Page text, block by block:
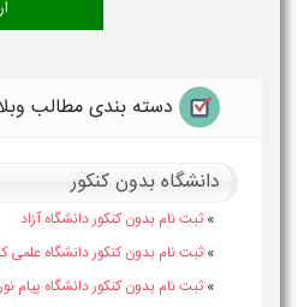
دسته بندی مطالب وبلاگ
بدون کنکور
نام بدون کنکور دانشگاه آزاد
نام بدون کنکور دانشگاه علمی کاربردی
نام بدون کنکور دانشگاه پیام نور